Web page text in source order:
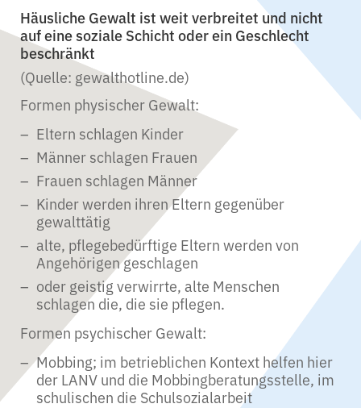
Häusliche Gewalt ist weit verbreitet und nicht
auf eine soziale Schicht oder ein Geschlecht
beschränkt
(Quelle: gewalthotline.de)
Formen physischer Gewalt:
Eltern schlagen Kinder
Männer schlagen Frauen
Frauen schlagen Männer
Kinder werden ihren Eltern gegenüber
gewalttätig
alte, pflegebedürftige Eltern werden von
Angehörigen geschlagen
oder geistig verwirrte, alte Menschen
schlagen die, die sie pflegen.
Formen psychischer Gewalt:
Mobbing; im betrieblichen Kontext helfen hier
der LANV und die Mobbingberatungsstelle, im
schulischen die Schulsozialarbeit